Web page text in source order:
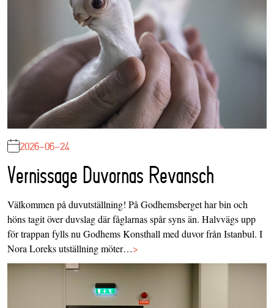
2026-06-24
Vernissage Duvornas Revansch
Välkommen på duvutställning! På Godhemsberget har bin och
höns tagit över duvslag där fåglarnas spår syns än. Halvvägs upp
för trappan fylls nu Godhems Konsthall med duvor från Istanbul. I
Nora Loreks utställning möter…>